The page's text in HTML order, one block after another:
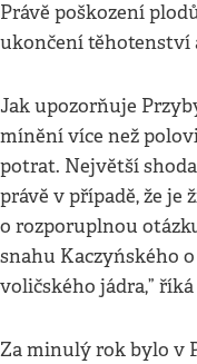
Právě poškození
ukončení těhotenství
Jak upozorňuje
mínění více než
potrat. Největší
právě v případě, že je
o rozporuplnou
snahu Kaczyńského
voličského jádra,”
Za minulý rok bylo v